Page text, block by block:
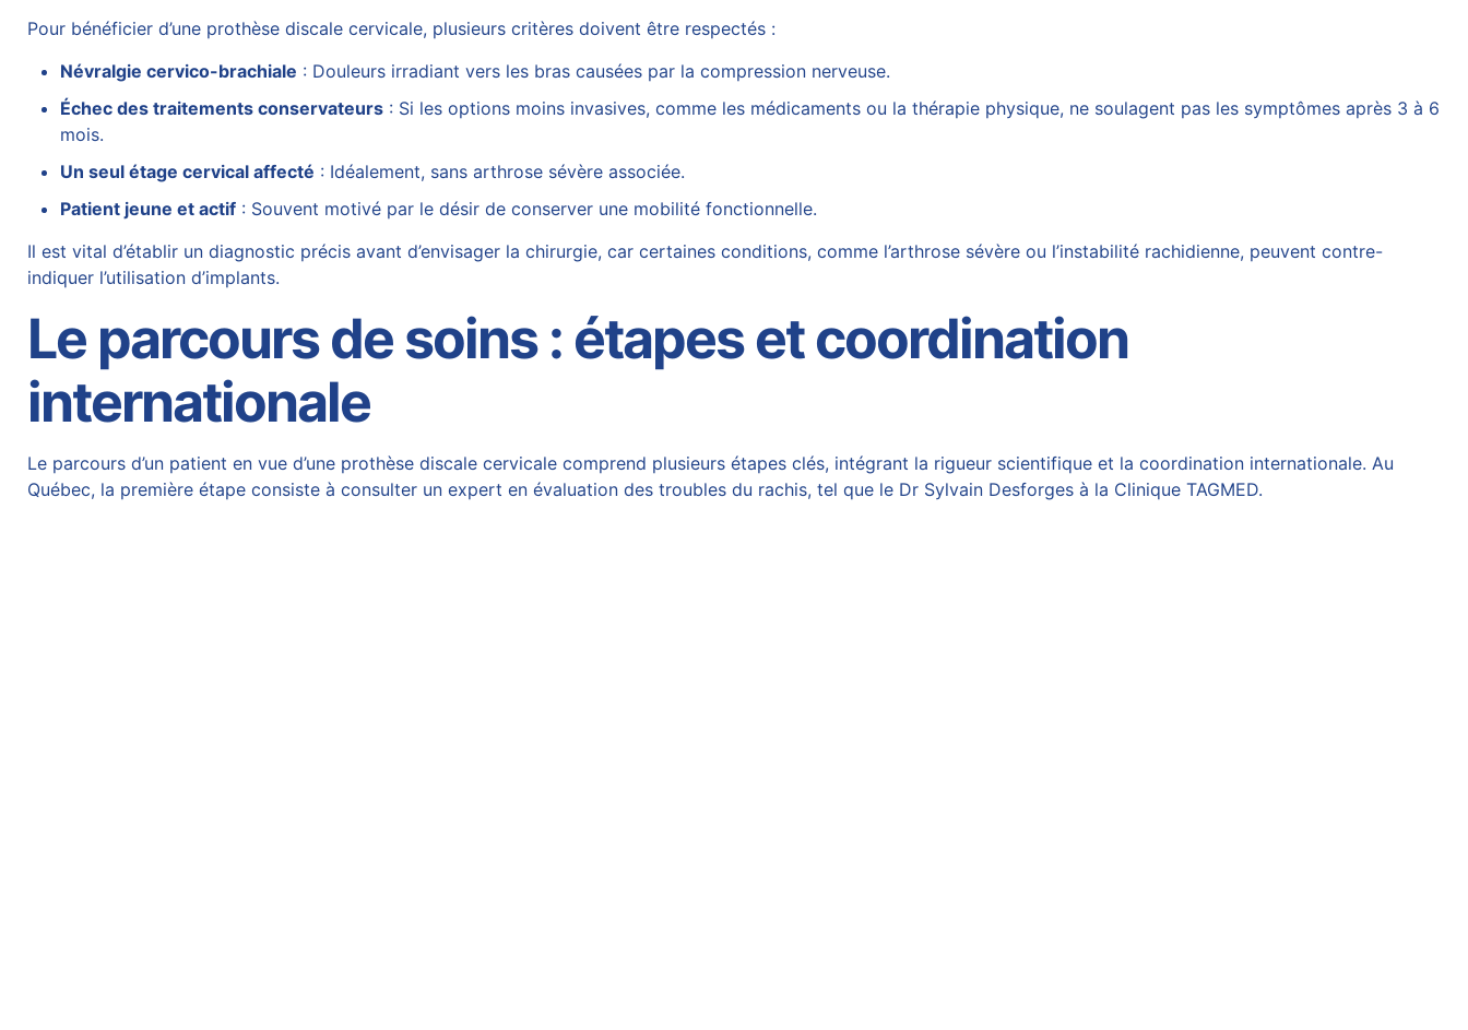
Pour bénéficier d’une prothèse discale cervicale, plusieurs critères doivent être respectés :
Névralgie cervico-brachiale : Douleurs irradiant vers les bras causées par la compression nerveuse.
Échec des traitements conservateurs : Si les options moins invasives, comme les médicaments ou la thérapie physique, ne soulagent pas les symptômes après 3 à 6
mois.
Un seul étage cervical affecté : Idéalement, sansarthrose sévère associée.
Patient jeune et actif : Souvent motivé par le désir de conserver une mobilité fonctionnelle.
Il est vital d’établir un diagnostic précis avant d’envisager lachirurgie, car certaines conditions, comme l’arthrose sévère ou l’instabilité rachidienne, peuvent contre-
indiquer l’utilisation d’implants.
Le parcours de soins : étapes et coordination
internationale
Le parcours d’un patient en vue d’une prothèse discale cervicale comprend plusieurs étapes clés, intégrant la rigueur scientifique et la coordination internationale. Au
Québec, la première étape consiste à consulter un expert en évaluation des troubles du rachis, tel que le Dr Sylvain Desforges à la Clinique TAGMED.